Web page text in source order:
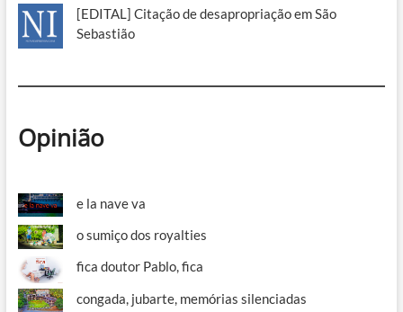
[EDITAL] Citação de desapropriação em São
Sebastião
Opinião
e la nave va
o sumiço dos royalties
fica doutor Pablo, fica
congada, jubarte, memórias silenciadas